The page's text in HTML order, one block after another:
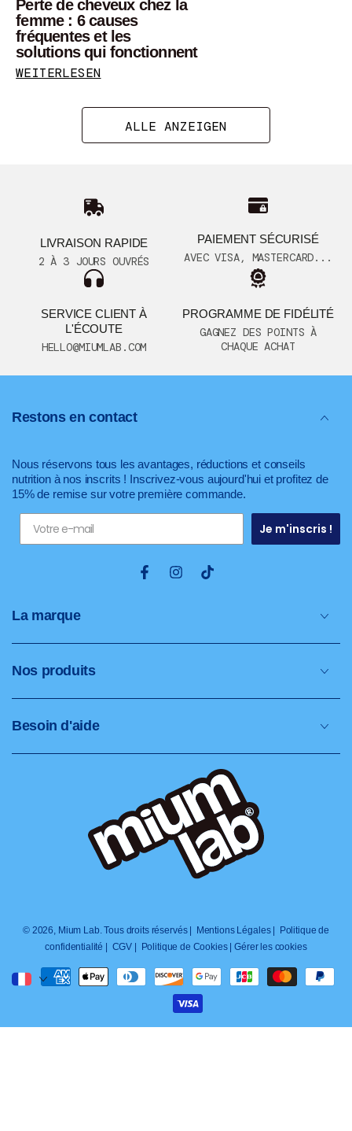
Perte de cheveux chez la
femme : 6 causes
fréquentes et les
solutions qui fonctionnent
WEITERLESEN
ALLE ANZEIGEN
LIVRAISON RAPIDE
2 À 3 JOURS OUVRÉS
PAIEMENT SÉCURISÉ
AVEC VISA, MASTERCARD...
SERVICE CLIENT À
L'ÉCOUTE
HELLO@MIUMLAB.COM
PROGRAMME DE FIDÉLITÉ
GAGNEZ DES POINTS À
CHAQUE ACHAT
La marque
Nos produits
Besoin d'aide
Restons en contact
Nous réservons tous les avantages, réductions et conseils
nutrition à nos inscrits ! Inscrivez-vous aujourd'hui et profitez de
15% de remise sur votre première commande.
Je m'inscris !
FacebookInstagramTikTok
© 2026, Mium Lab . Tous droits réservés | Mentions Légales | Politique de
confidentialité | CGV | Politique de Cookies |Gérer les cookies
Zahlungsmöglichkeiten